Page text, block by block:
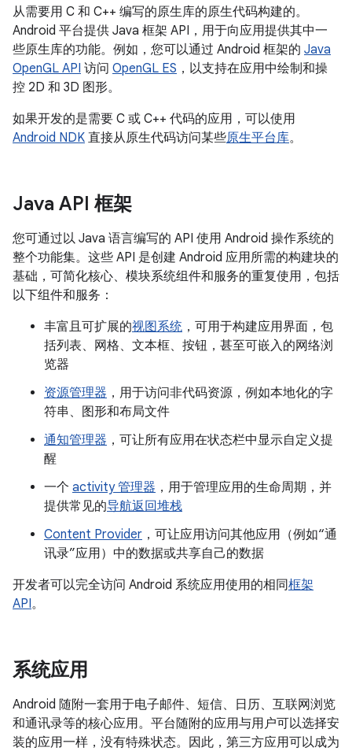
从需要用 C 和 C++ 编写的原生库的原生代码构建的。
Android 平台提供 Java 框架 API，用于向应用提供其中一
些原生库的功能。例如，您可以通过 Android 框架的 Java
OpenGL API 访问 OpenGL ES ，以支持在应用中绘制和操
控 2D 和 3D 图形。
如果开发的是需要 C 或 C++ 代码的应用，可以使用
Android NDK 直接从原生代码访问某些原生平台库。
Java API 框架
您可通过以 Java 语言编写的 API 使用 Android 操作系统的
整个功能集。这些 API 是创建 Android 应用所需的构建块的
基础，可简化核心、模块系统组件和服务的重复使用，包括
以下组件和服务：
丰富且可扩展的视图系统 ，可用于构建应用界面，包
括列表、网格、文本框、按钮，甚至可嵌入的网络浏
览器
资源管理器 ，用于访问非代码资源，例如本地化的字
符串、图形和布局文件
通知管理器 ，可让所有应用在状态栏中显示自定义提
醒
一个 activity 管理器 ，用于管理应用的生命周期，并
提供常见的导航返回堆栈
Content Provider ，可让应用访问其他应用（例如“通
讯录”应用）中的数据或共享自己的数据
开发者可以完全访问 Android 系统应用使用的相同框架
API。
系统应用
Android 随附一套用于电子邮件、短信、日历、互联网浏览
和通讯录等的核心应用。平台随附的应用与用户可以选择安
装的应用一样，没有特殊状态。因此，第三方应用可以成为